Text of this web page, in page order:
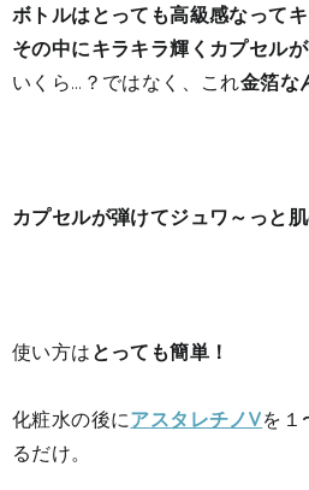
ボトルはとっても高級感なってキ
その中にキラキラ輝くカプセルが
いくら…？ではなく、これ金箔な
カプセルが弾けてジュワ～っと
使い方は とっても簡単！
化粧水の後にアスタレチノVを１
るだけ。